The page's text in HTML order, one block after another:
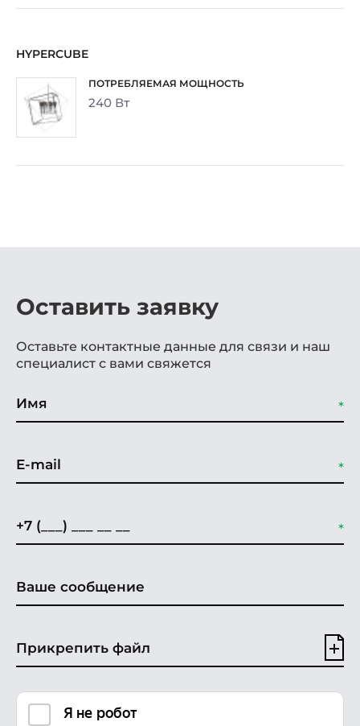
HYPERCUBE
240 Вт
Оставить заявку
Оставьте контактные данные для связи и наш
специалист с вами свяжется
Прикрепить файл